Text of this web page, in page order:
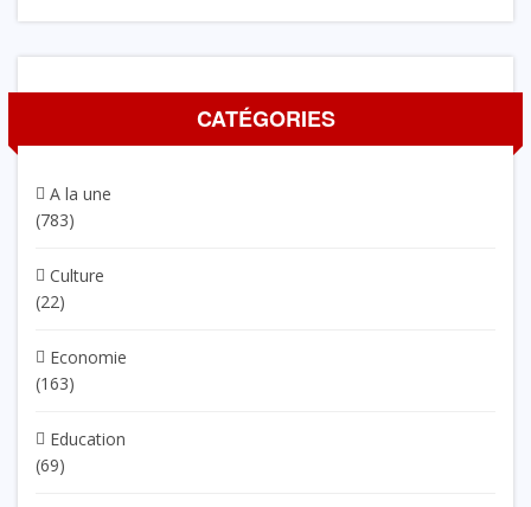
CATÉGORIES
A la une
(783)
Culture
(22)
Economie
(163)
Education
(69)